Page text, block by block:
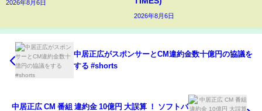
2026年8月6日
2026年8月6日
中居正広がスポンサーとCM違約金数十億円の協議を
する #shorts
中居正広 CM 番組 違約金 10億円 大誤算 ！ ソフトバ